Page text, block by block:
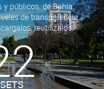
y públicos, de Bahía
de transparencia.
reutilizalos.